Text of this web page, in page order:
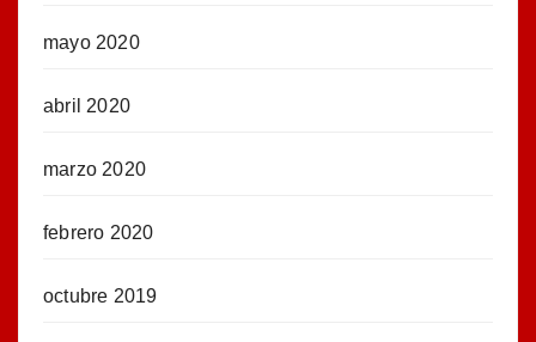
mayo 2020
abril 2020
marzo 2020
febrero 2020
octubre 2019